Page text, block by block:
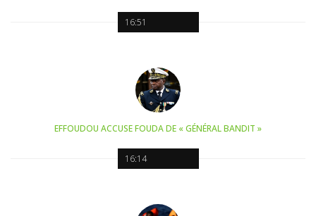
16:51
16:14
EFFOUDOU ACCUSE FOUDA DE « GÉNÉRAL BANDIT »